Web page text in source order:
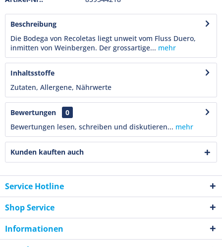
Beschreibung
Die Bodega von Recoletas liegt unweit vom Fluss Duero,
inmitten von Weinbergen. Der grossartige... mehr
Inhaltsstoffe
Zutaten, Allergene, Nährwerte
Bewertungen
0
Bewertungen lesen, schreiben und diskutieren... mehr
Kunden kauften auch
Service Hotline
Shop Service
Informationen